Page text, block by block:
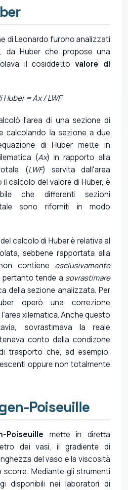
di Leonardo furono analizzati
da Huber che propose una
il cosiddettovalore di
Huber = Ax / LWF
l'area di una sezione di
calcolando la sezione a due
di Huber mette in
(Ax) in rapporto alla
(LWF) servita dall'area
calcolo del valore di Huber, è
che differenti sezioni
sono riforniti in modo
calcolo di Huber è relativa al
sebbene rapportata alla
contiene esclusivamente
tende a sovrastimare
della sezione analizzata. Per
operò una correzione
xilematica. Anche questo
sovrastimava la reale
conto della condizone
trasporto che, ad esempio,
oppure non totalmente
Poiseuille
Poiseuille mette in diretta
dei vasi, il gradiente di
del vaso e la viscosità
Mediante gli strumenti
disponibili nei laboratori di